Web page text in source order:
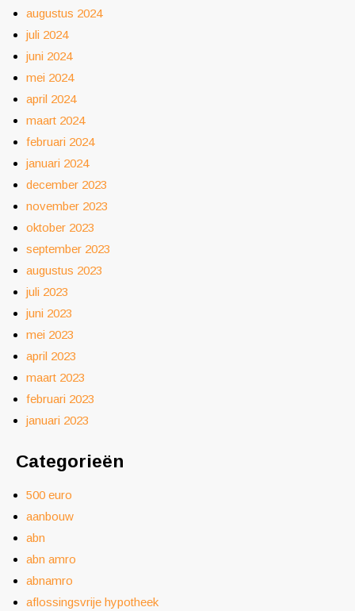
augustus 2024
juli 2024
juni 2024
mei 2024
april 2024
maart 2024
februari 2024
januari 2024
december 2023
november 2023
oktober 2023
september 2023
augustus 2023
juli 2023
juni 2023
mei 2023
april 2023
maart 2023
februari 2023
januari 2023
Categorieën
500 euro
aanbouw
abn
abn amro
abnamro
aflossingsvrije hypotheek